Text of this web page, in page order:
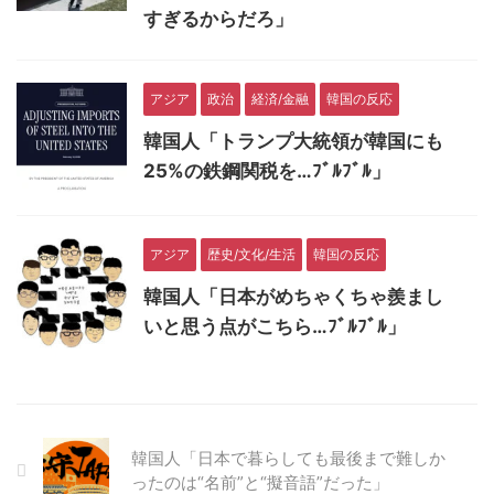
すぎるからだろ」
アジア 政治 経済/金融 韓国の反応
韓国人「トランプ大統領が韓国にも
25%の鉄鋼関税を…ﾌﾞﾙﾌﾞﾙ」
アジア 歴史/文化/生活 韓国の反応
韓国人「日本がめちゃくちゃ羨まし
いと思う点がこちら…ﾌﾞﾙﾌﾞﾙ」
韓国人「日本で暮らしても最後まで難しか
ったのは“名前”と“擬音語”だった」